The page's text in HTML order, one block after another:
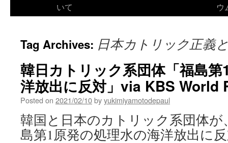
いて
ウ
Tag Archives: 日本カトリック正義
韓日カトリック系団体「福島
洋放出に反対」via KBS World
Posted on 2021/02/10byyukimiyamotodepaul
韓国と日本のカトリック系団体
島第1原発の処理水の海洋放出に